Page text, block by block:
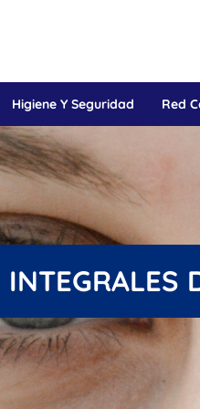
Higiene Y Seguridad Red
INTEGRALES